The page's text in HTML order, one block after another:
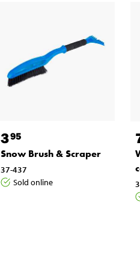
395
Snow Brush & Scraper
37-437
Sold online